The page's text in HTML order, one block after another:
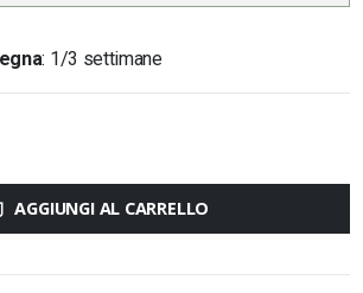
: 1/3 settimane
AGGIUNGI AL CARRELLO